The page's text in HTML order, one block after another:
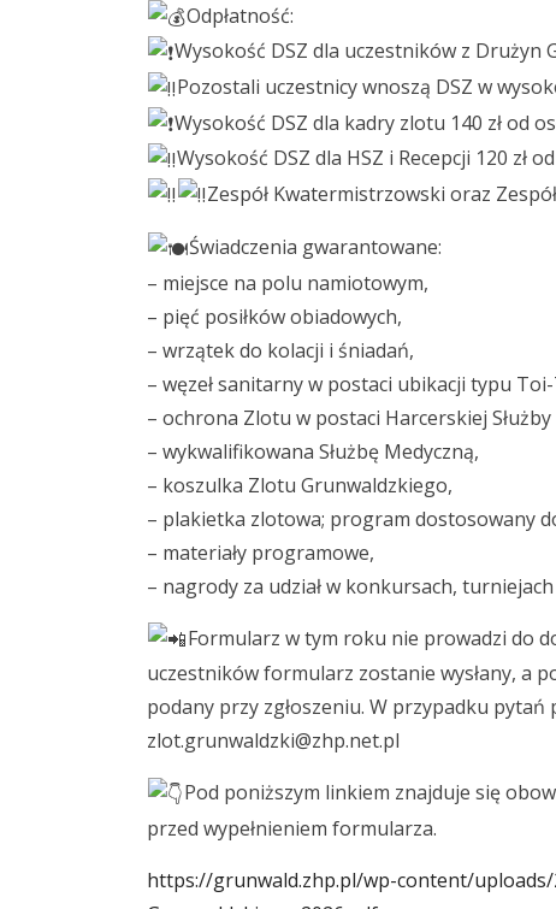
Odpłatność:
Wysokość DSZ dla uczestników z Drużyn
Pozostali uczestnicy wnoszą DSZ w
Wysokość DSZ dla kadry zlotu 140 zł od
Wysokość DSZ dla HSZ i Recepcji 120 zł
Zespół Kwatermistrzowski oraz
Świadczenia gwarantowane:
– miejsce na polu namiotowym,
– pięć posiłków obiadowych,
– wrzątek do kolacji i śniadań,
– węzeł sanitarny w postaci ubikacji typu
– ochrona Zlotu w postaci Harcerskiej
– wykwalifikowana Służbę Medyczną,
– koszulka Zlotu Grunwaldzkiego,
– plakietka zlotowa; program dostosowany
– materiały programowe,
– nagrody za udział w konkursach,
Formularz w tym roku nie prowadzi do
uczestników formularz zostanie wysłany, a
podany przy zgłoszeniu. W przypadku
zlot.grunwaldzki@zhp.net.pl
Pod poniższym linkiem znajduje się
przed wypełnieniem formularza.
https://grunwald.zhp.pl/wp-content/